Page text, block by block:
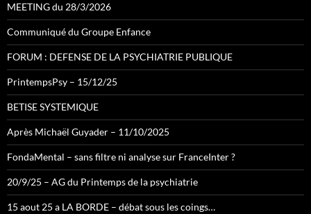
MEETING du 28/3/2026
Communiqué du Groupe Enfance
FORUM : DEFENSE DE LA PSYCHIATRIE PUBLIQUE
PrintempsPsy – 15/12/25
BETISE SYSTEMIQUE
Après Michaël Guyader – 11/10/2025
FondaMental – sans filtre ni analyse sur FranceInter ?
20/9/25 – AG du Printemps de la psychiatrie
15 aout 25 a LA BORDE – débat sous les coings…